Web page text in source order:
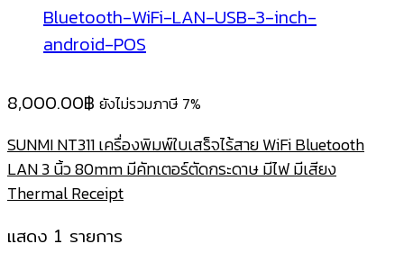
8,000.00฿ ยังไม่รวมภาษี 7%
SUNMI NT311 เครื่องพิมพ์ใบเสร็จไร้สาย WiFi Bluetooth
LAN 3 นิ้ว 80mm มีคัทเตอร์ตัดกระดาษ มีไฟ มีเสียง
Thermal Receipt
แสดง 1 รายการ